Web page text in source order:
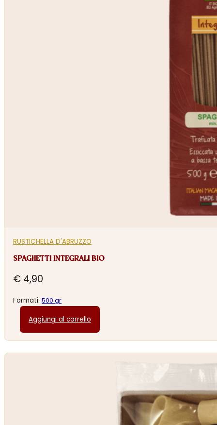
RUSTICHELLA D'ABRUZZO
SPAGHETTI INTEGRALI BIO
€ 4,90
Formati:500 gr
Aggiungi al carrello